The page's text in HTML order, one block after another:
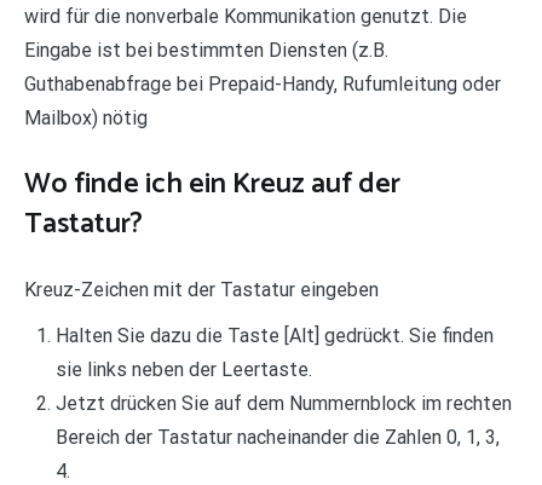
wird für die nonverbale Kommunikation genutzt. Die
Eingabe ist bei bestimmten Diensten (z.B.
Guthabenabfrage bei Prepaid-Handy, Rufumleitung oder
Mailbox) nötig
Wo finde ich ein Kreuz auf der
Tastatur?
Kreuz-Zeichen mit der Tastatur eingeben
Halten Sie dazu die Taste [Alt] gedrückt. Sie finden
sie links neben der Leertaste.
Jetzt drücken Sie auf dem Nummernblock im rechten
Bereich der Tastatur nacheinander die Zahlen 0, 1, 3,
4.